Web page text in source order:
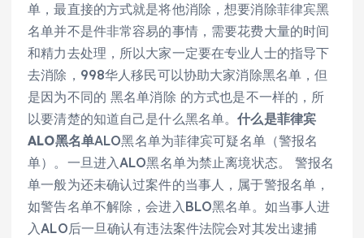
单，最直接的方式就是将他消除，想要消除菲律宾黑
名单并不是件非常容易的事情，需要花费大量的时间
和精力去处理，所以大家一定要在专业人士的指导下
去消除，998华人移民可以协助大家消除黑名单，但
是因为不同的 黑名单消除 的方式也是不一样的，所
以要清楚的知道自己是什么黑名单。什么是菲律宾
ALO黑名单ALO黑名单为菲律宾可疑名单（警报名
单）。一旦进入ALO黑名单为禁止离境状态。 警报名
单一般为还未确认过案件的当事人，属于警报名单，
如警告名单不解除，会进入BLO黑名单。如当事人进
入ALO后一旦确认有违法案件法院会对其发出逮捕